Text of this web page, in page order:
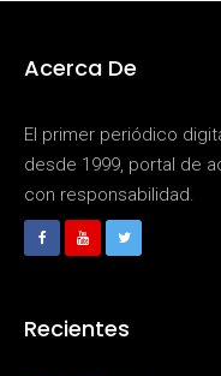
Acerca De
El primer periódico
desde 1999, portal de
con responsabilidad.
Recientes